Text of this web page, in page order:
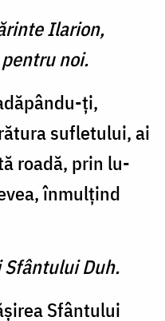
Ilarion,
noi.
ţi,
sufletului, ai
roadă, prin lu­
înmulţind
Sfântului Duh.
Sfântului